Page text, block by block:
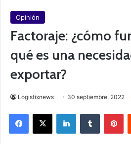
Opinión
Factoraje: ¿cómo
qué es una
exportar?
Logistixnews 30 septiembre, 2022